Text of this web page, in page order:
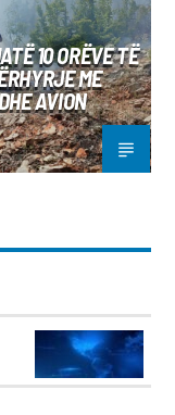
10 ORËVE TË
ME
AVION